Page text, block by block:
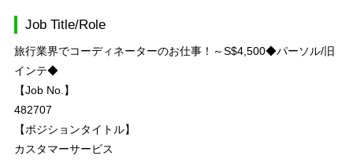
Job Title/Role
旅行業界でコーディネーターのお仕事！～S$4,500◆パーソル/旧
インテ◆
【Job No.】
482707
【ポジションタイトル】
カスタマーサービス